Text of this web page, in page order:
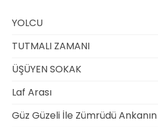
YOLCU
TUTMALI ZAMANI
ÜŞÜYEN SOKAK
Laf Arası
Güz Güzeli İle Zümrüdü